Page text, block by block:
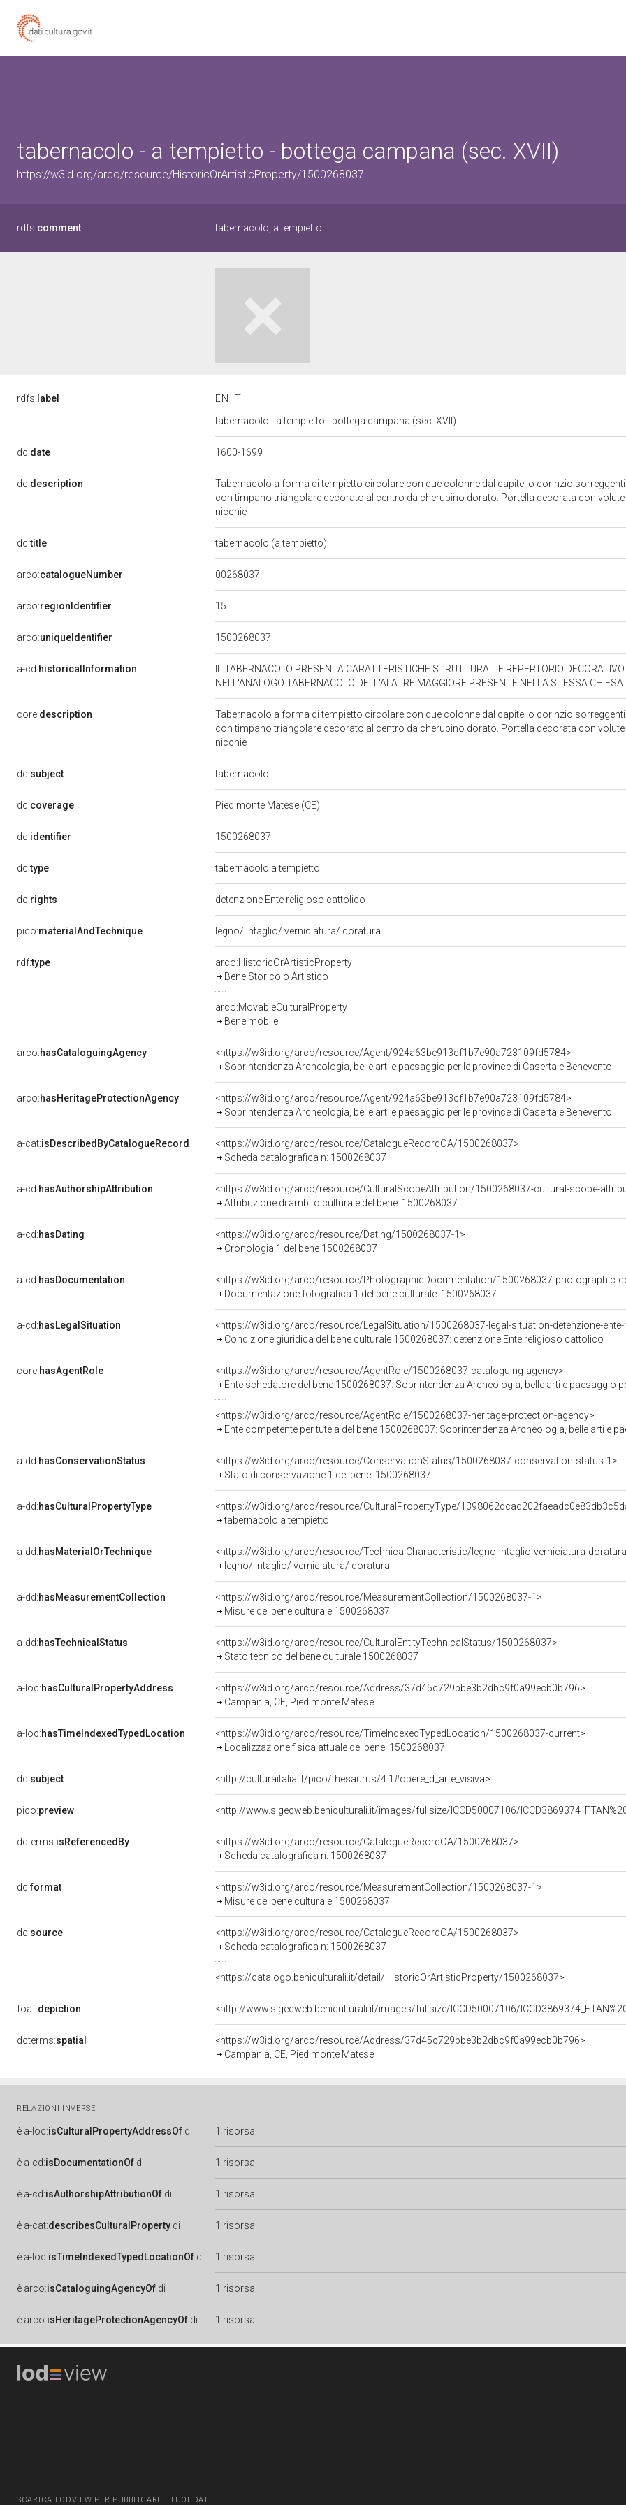
tabernacolo - a tempietto - bottega campana (sec. XVII)
https://w3id.org/arco/resource/HistoricOrArtisticProperty/1500268037
rdfs:comment tabernacolo, a tempietto
rdfs: label EN
IT
tabernacolo - a tempietto - bottega campana (sec. XVII)
dc:date 1600-1699
dc:description
Tabernacolo a forma di tempietto circolare con due colonne dal capitello corinzio
con timpano triangolare decorato al centro da cherubino dorato. Portella decorata con volute
nicchie
dc:title tabernacolo (a tempietto)
arco:catalogueNumber 00268037
arco:regionIdentifier 15
arco:uniqueIdentifier 1500268037
a-cd:historicalInformation
IL TABERNACOLO PRESENTA CARATTERISTICHE STRUTTURALI E REPERTORIO DECORATIVO
NELL'ANALOGO TABERNACOLO DELL'ALATRE MAGGIORE PRESENTE NELLA STESSA
core:description
Tabernacolo a forma di tempietto circolare con due colonne dal capitello corinzio
con timpano triangolare decorato al centro da cherubino dorato. Portella decorata con volute
nicchie
dc:subject tabernacolo
dc:coverage Piedimonte Matese (CE)
dc:identifier 1500268037
dc:type tabernacolo a tempietto
dc:rights detenzione Ente religioso cattolico
pico:materialAndTechnique legno/ intaglio/ verniciatura/ doratura
rdf:type
arco:HistoricOrArtisticProperty
Bene Storico o Artistico
arco:MovableCulturalProperty
Bene mobile
arco:hasCataloguingAgency
<https://w3id.org/arco/resource/Agent/924a63be913cf1b7e90a723109fd5784>
Soprintendenza Archeologia, belle arti e paesaggio per le province di Caserta e Benevento
arco:hasHeritageProtectionAgency
<https://w3id.org/arco/resource/Agent/924a63be913cf1b7e90a723109fd5784>
Soprintendenza Archeologia, belle arti e paesaggio per le province di Caserta e Benevento
a-cat:isDescribedByCatalogueRecord
<https://w3id.org/arco/resource/CatalogueRecordOA/1500268037>
Scheda catalografica n: 1500268037
a-cd:hasAuthorshipAttribution
<https://w3id.org/arco/resource/CulturalScopeAttribution/1500268037-cultural-scope-
Attribuzione di ambito culturale del bene: 1500268037
a-cd:hasDating
<https://w3id.org/arco/resource/Dating/1500268037-1>
Cronologia 1 del bene 1500268037
a-cd:hasDocumentation
<https://w3id.org/arco/resource/PhotographicDocumentation/1500268037-photographic-
Documentazione fotografica 1 del bene culturale: 1500268037
a-cd:hasLegalSituation
<https://w3id.org/arco/resource/LegalSituation/1500268037-legal-situation-detenzione-
Condizione giuridica del bene culturale 1500268037: detenzione Ente religioso cattolico
core:hasAgentRole
<https://w3id.org/arco/resource/AgentRole/1500268037-cataloguing-agency>
Ente schedatore del bene 1500268037: Soprintendenza Archeologia, belle arti e paesaggio
<https://w3id.org/arco/resource/AgentRole/1500268037-heritage-protection-agency>
Ente competente per tutela del bene 1500268037: Soprintendenza Archeologia, belle arti e
a-dd:hasConservationStatus
<https://w3id.org/arco/resource/ConservationStatus/1500268037-conservation-status-1>
Stato di conservazione 1 del bene: 1500268037
a-dd:hasCulturalPropertyType
<https://w3id.org/arco/resource/CulturalPropertyType/
tabernacolo a tempietto
a-dd:hasMaterialOrTechnique
<https://w3id.org/arco/resource/TechnicalCharacteristic/legno-intaglio-verniciatura-
legno/ intaglio/ verniciatura/ doratura
a-dd:hasMeasurementCollection
<https://w3id.org/arco/resource/MeasurementCollection/1500268037-1>
Misure del bene culturale 1500268037
a-dd:hasTechnicalStatus
<https://w3id.org/arco/resource/CulturalEntityTechnicalStatus/1500268037>
Stato tecnico del bene culturale 1500268037
a-loc:hasCulturalPropertyAddress
<https://w3id.org/arco/resource/Address/37d45c729bbe3b2dbc9f0a99ecb0b796>
Campania, CE, Piedimonte Matese
a-loc:hasTimeIndexedTypedLocation
<https://w3id.org/arco/resource/TimeIndexedTypedLocation/1500268037-current>
Localizzazione fisica attuale del bene: 1500268037
dc:subject <http://culturaitalia.it/pico/thesaurus/4.1#opere_d_arte_visiva>
pico:preview <http://www.sigecweb.beniculturali.it/images/fullsize/ICCD50007106/
dcterms:isReferencedBy
<https://w3id.org/arco/resource/CatalogueRecordOA/1500268037>
Scheda catalografica n: 1500268037
dc:format
<https://w3id.org/arco/resource/MeasurementCollection/1500268037-1>
Misure del bene culturale 1500268037
dc:source
<https://w3id.org/arco/resource/CatalogueRecordOA/1500268037>
Scheda catalografica n: 1500268037
<https://catalogo.beniculturali.it/detail/HistoricOrArtisticProperty/1500268037>
foaf:depiction <http://www.sigecweb.beniculturali.it/images/fullsize/ICCD50007106/
dcterms:spatial
<https://w3id.org/arco/resource/Address/37d45c729bbe3b2dbc9f0a99ecb0b796>
Campania, CE, Piedimonte Matese
RELAZIONI INVERSE
è a-loc:isCulturalPropertyAddressOf di 1 risorsa
è a-cd:isDocumentationOf di 1 risorsa
è a-cd:isAuthorshipAttributionOf di 1 risorsa
è a-cat:describesCulturalProperty di 1 risorsa
è a-loc:isTimeIndexedTypedLocationOf di 1 risorsa
è arco:isCataloguingAgencyOf di 1 risorsa
è arco:isHeritageProtectionAgencyOf di 1 risorsa
SCARICA LODVIEW PER PUBBLICARE I TUOI DATI